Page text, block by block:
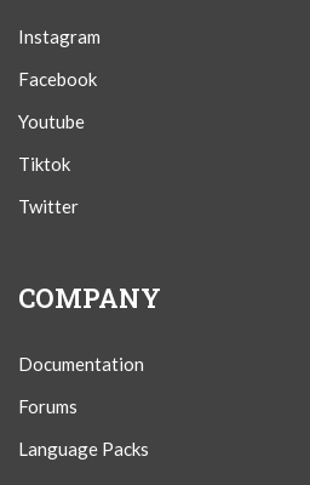
Instagram
Facebook
Youtube
Tiktok
Twitter
COMPANY
Documentation
Forums
Language Packs